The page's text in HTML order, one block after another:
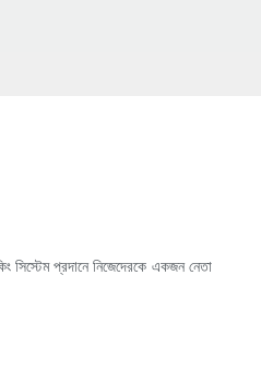
প্রদানে নিজেদেরকে একজন নেতা